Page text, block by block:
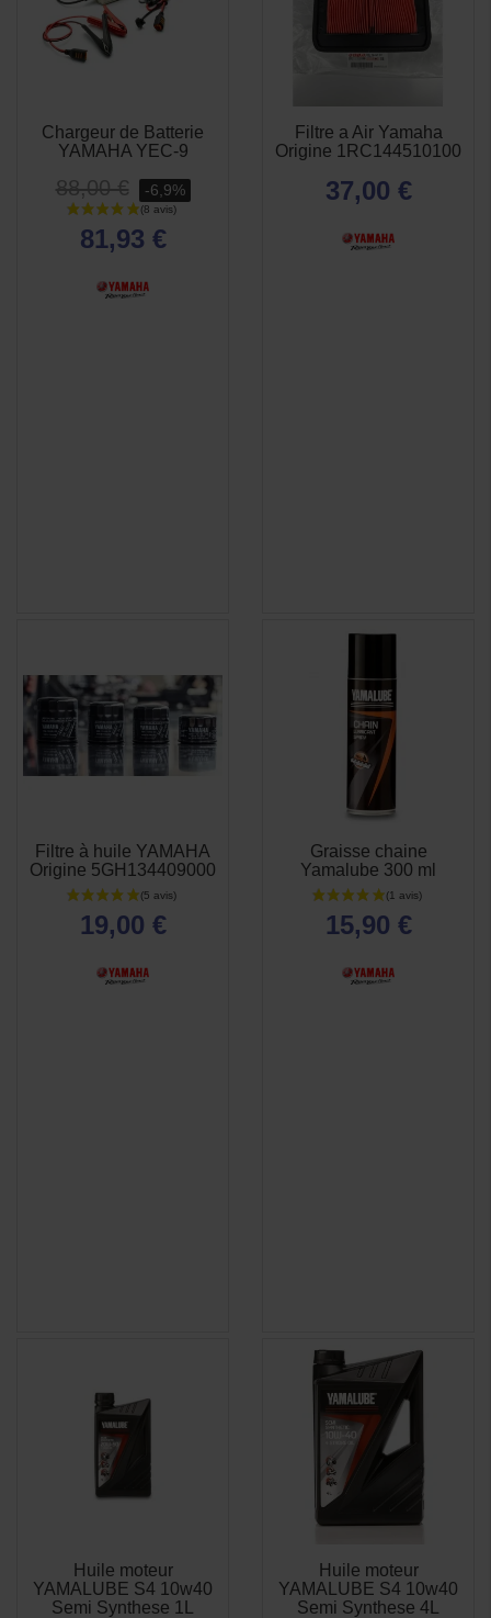
Chargeur de Batterie
YAMAHA YEC-9
88,00 € -6,9%
81,93 €
Filtre a Air Yamaha
Origine 1RC144510100
37,00 €
APERÇU
RAPIDE
Filtre à huile YAMAHA
Origine 5GH134409000
19,00 €
APERÇU
RAPIDE
Graisse chaine
Yamalube 300 ml
15,90 €
APERÇU
RAPIDE
Huile moteur
YAMALUBE S4 10w40
Semi Synthese 1L
 APERÇU
RAPIDE
Huile moteur
YAMALUBE S4 10w40
Semi Synthese 4L
APERÇU
RAPIDE
APERÇU
RAPIDE